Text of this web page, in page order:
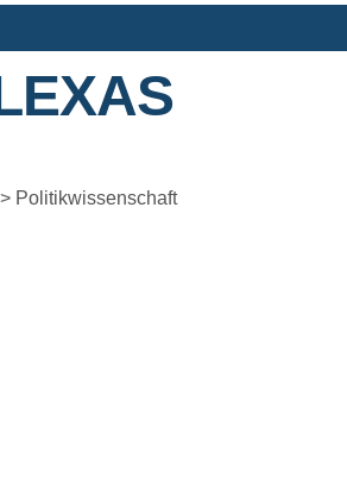
> Politikwissenschaft